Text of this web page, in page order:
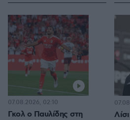
Γκολ ο Παυλίδης στη
07.08.2026, 02:10